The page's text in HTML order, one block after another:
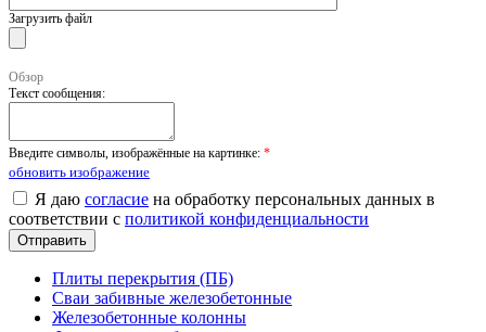
Загрузить файл
Обзор
Текст сообщения:
Введите символы, изображённые на картинке: *
обновить изображение
Я даю согласие на обработку персональных данных в
соответствии с политикой конфиденциальности
Плиты перекрытия (ПБ)
Сваи забивные железобетонные
Железобетонные колонны